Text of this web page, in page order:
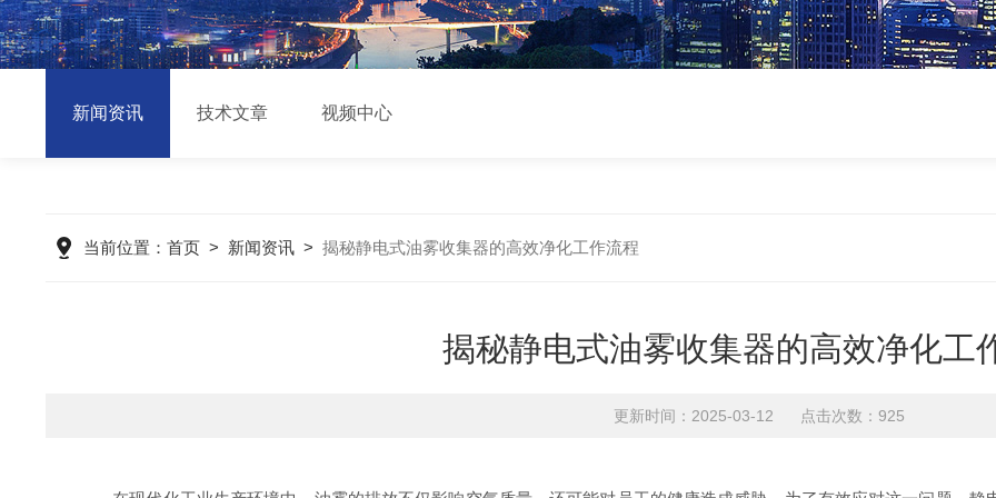
新闻资讯 技术文章 视频中心
当前位置： 首页> 新闻资讯> 揭秘静电式油雾收集器的高效净化工作流程
揭秘静电式油雾收集器的高效净化工
更新时间：2025-03-12 点击次数：925